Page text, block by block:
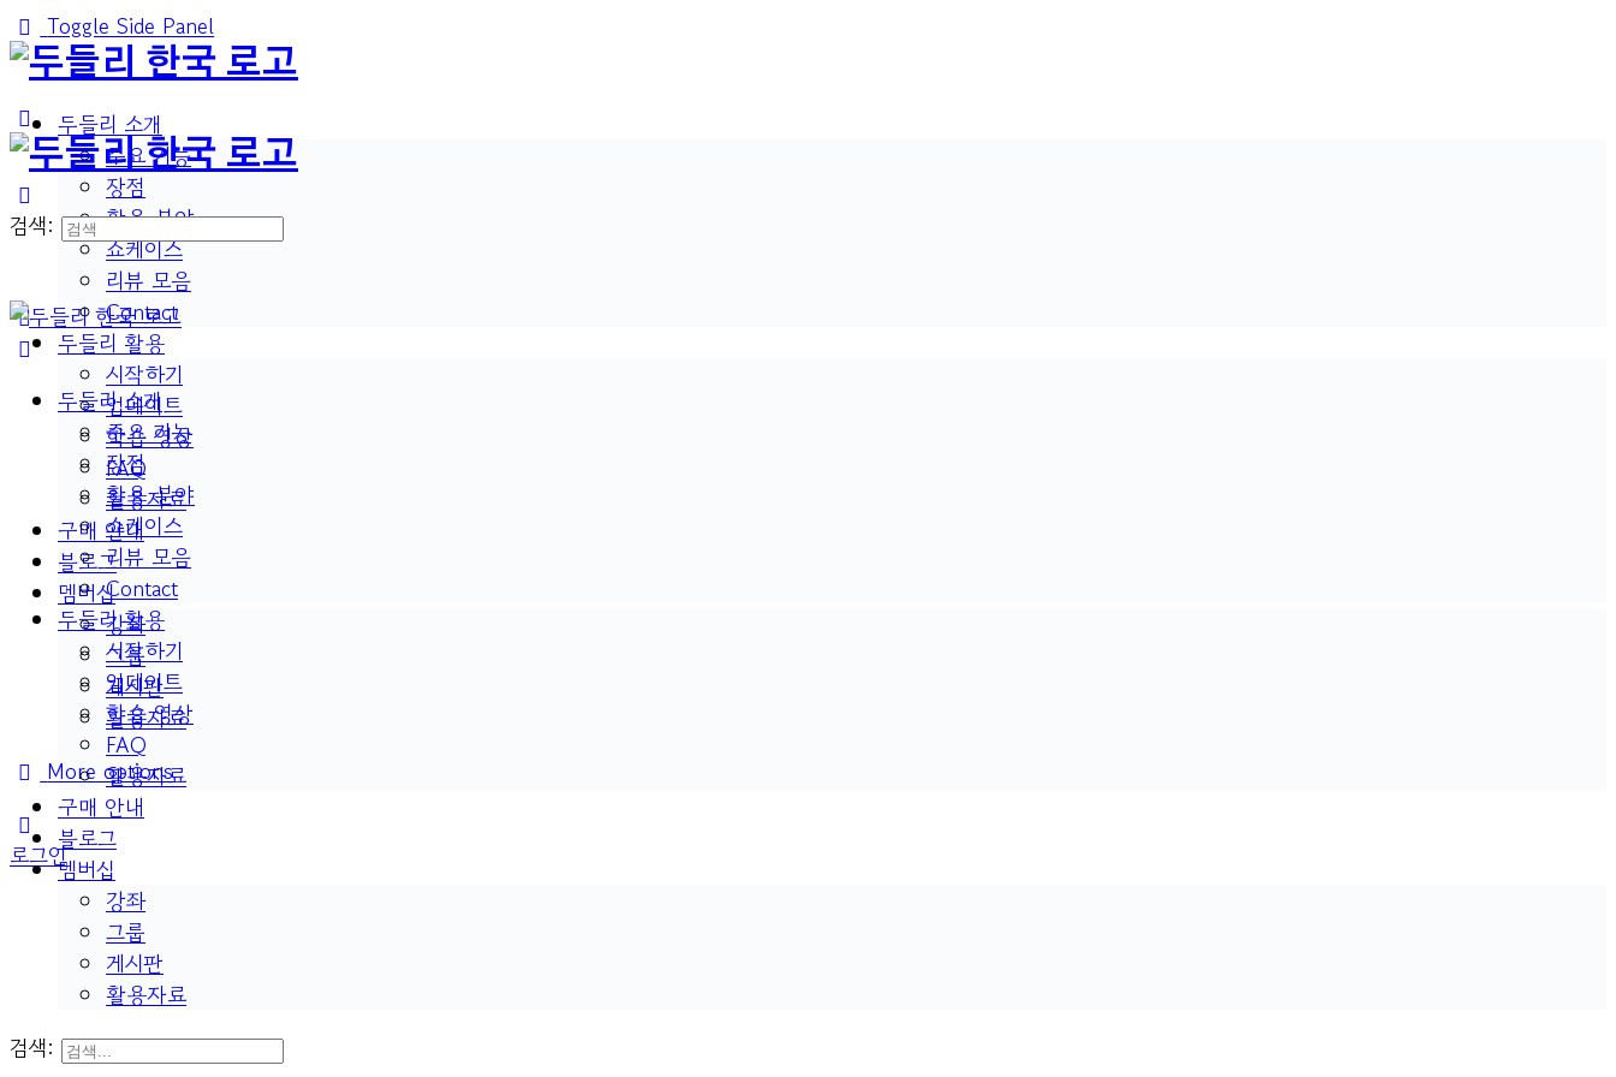
Toggle Side Panel
두들리 소개
주요 기능
장점
활용 분야
쇼케이스
리뷰 모음
Contact
두들리 활용
시작하기
업데이트
학습 영상
FAQ
활용자료
구매 안내
블로그
멤버십
강좌
그룹
게시판
활용자료
More options
로그인
검색:
두들리 소개
주요 기능
장점
활용 분야
쇼케이스
리뷰 모음
Contact
두들리 활용
시작하기
업데이트
학습 영상
FAQ
활용자료
구매 안내
블로그
멤버십
강좌
그룹
게시판
활용자료
검색: